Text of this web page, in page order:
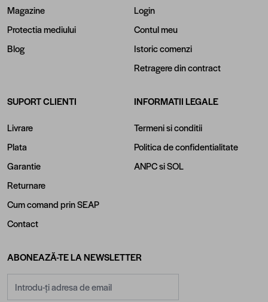
Magazine
Protectia mediului
Blog
Login
Contul meu
Istoric comenzi
Retragere din contract
SUPORT CLIENTI
Livrare
Plata
Garantie
Returnare
Cum comand prin SEAP
Contact
INFORMATII LEGALE
Termeni si conditii
Politica de confidentialitate
ANPCsiSOL
ABONEAZĂ-TE LA NEWSLETTER